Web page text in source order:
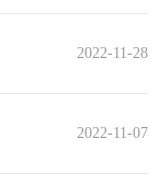
2022-11-28
2022-11-07